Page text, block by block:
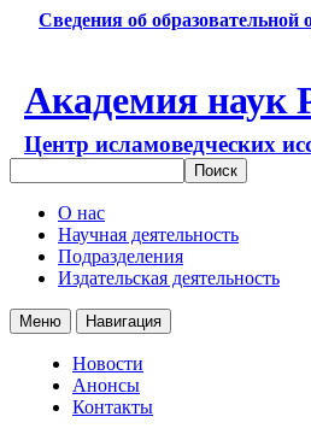
Сведения об образовательной
Академия наук
Центр исламоведческих
О нас
Научная деятельность
Подразделения
Издательская деятельность
Меню Навигация
Новости
Анонсы
Контакты